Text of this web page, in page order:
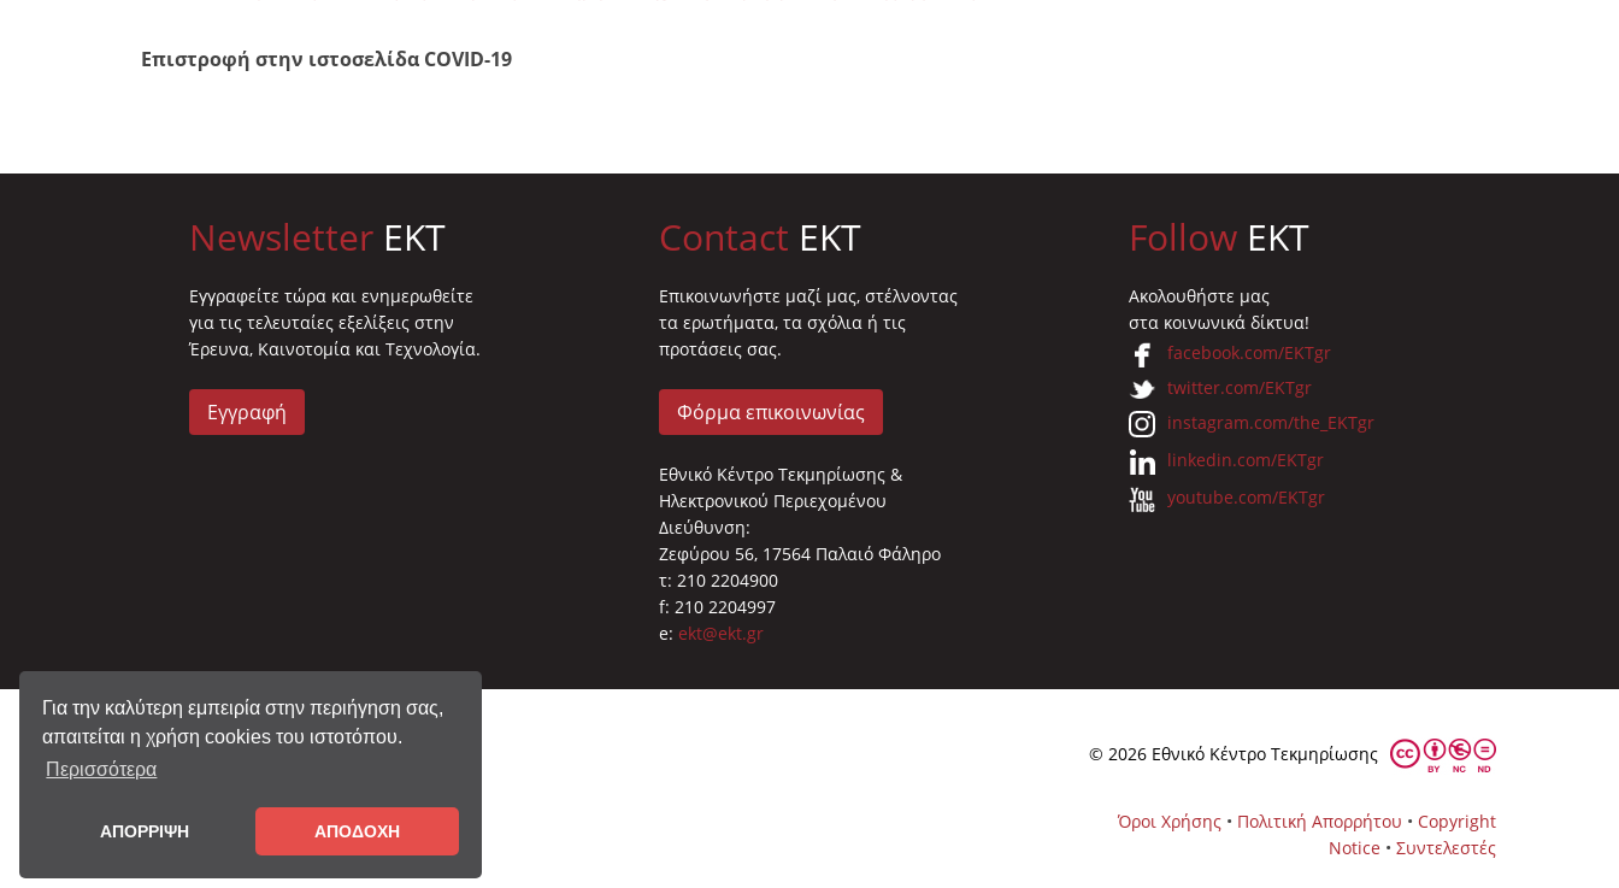
Για την καλύτερη εμπειρία στην περιήγηση σας,
απαιτείται η χρήση cookies του ιστοτόπου.
Περισσότερα
ΑΠΟΡΡΙΨΗ ΑΠΟΔΟΧΗ
Επιστροφή στην ιστοσελίδα COVID-19
Newsletter EKT
Eγγραφείτε τώρα και ενημερωθείτε
για τις τελευταίες εξελίξεις στην
Έρευνα, Καινοτομία και Τεχνολογία.
Εγγραφή
Contact EKT
Επικοινωνήστε μαζί μας, στέλνοντας
τα ερωτήματα, τα σχόλια ή τις
προτάσεις σας.
Φόρμα επικοινωνίας
Εθνικό Κέντρο Τεκμηρίωσης &
Ηλεκτρονικού Περιεχομένου
Διεύθυνση:
Ζεφύρου 56, 17564 Παλαιό Φάληρο
τ: 210 2204900
f: 210 2204997
e: ekt@ekt.gr
Follow EKT
Ακολουθήστε μας
στα κοινωνικά δίκτυα!
facebook.com/EKTgr
twitter.com/EKTgr
instagram.com/the_EKTgr
linkedin.com/EKTgr
youtube.com/EKTgr
© 2026 Eθνικό Κέντρο Τεκμηρίωσης
Όροι Χρήσης • Πολιτική Απορρήτου • Copyright
Notice • Συντελεστές